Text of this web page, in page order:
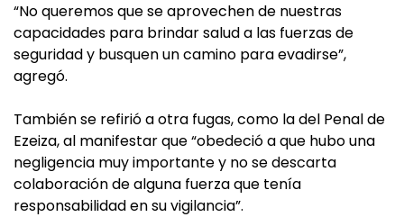
“No queremos que se aprovechen de nuestras
capacidades para brindar salud a las fuerzas de
seguridad y busquen un camino para evadirse”,
agregó.
También se refirió a otra fugas, como la del Penal de
Ezeiza, al manifestar que “obedeció a que hubo una
negligencia muy importante y no se descarta
colaboración de alguna fuerza que tenía
responsabilidad en su vigilancia”.